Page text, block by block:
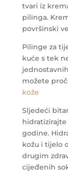
tvari iz
pilinga.
površinski
Pilinge za
kuće s tek
možete
kože
Sljedeći
godine.
kožu i tijelo
drugim
cijeđenih